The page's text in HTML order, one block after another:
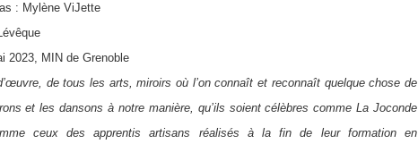
: Mylène ViJette
2023, MIN de Grenoble
de tous les arts, miroirs où l’on connaît et reconnaît quelque chose de
et les dansons à notre manière, qu’ils soient célèbres comme La Joconde
ceux des apprentis artisans réalisés à la fin de leur formation en